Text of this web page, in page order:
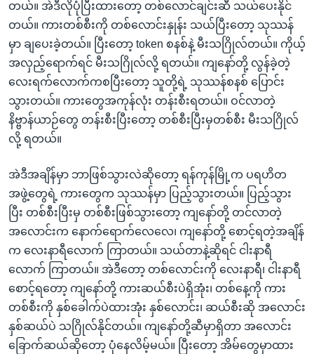
တယ်။ အဲဒီလိုပုံပြီးထားတော့ တစ်လောင်ချင်းဆီ သယ်ပေးနိုင်
တယ်။ ကားတစ်စီးကို တစ်လောင်းနှုန်း သယ်ပြီးတော့ သုဿန်
မှာ ချပေးခဲ့တယ်။ ပြီးတော့ token စနစ်နဲ့ မီးသဂြိုလ်တယ်။ ကိုယ့်
အလှည့်ရောက်ရင် မီးသဂြိုလ်လို့ ရတယ်။ ကျနော်တို့ လွန်ခဲ့တဲ့
လေးရက်လောက်ကစပြီးတော့ သူတို့ရဲ့ သုဿန်စနစ် ပြောင်း
သွားတယ်။ ကားတွေအကုန်လုံး တန်းစီးရတယ်။ ဝင်လာတဲ့
နိဗ္ဗာန်ယာဉ်တွေ တန်းစီးပြီးတော့ တစ်စီးပြီးမှတစ်စီး မီးသဂြိုလ်
လို့ ရတယ်။
အဲဒီအချိန်မှာ ဘာဖြစ်သွားလဲဆိုတော့ ရန်ကုန်မြို့က ပရဟိတ
အဖွဲ့တွေရဲ့ ကားတွေက သုဿန်မှာ ပြည့်သွားတယ်။ ပြည့်သွား
ပြီး တစ်စီးပြီးမှ တစ်စီးဖြစ်သွားတော့ ကျနော်တို့ တင်လာတဲ့
အလောင်းက နောက်ရောက်လေလေ၊ ကျနော်တို့ စောင့်ရတဲ့အချိန်
က လေးနာရီလောက် ကြာတယ်။ သယ်တာနဲ့ဆိုရင် ငါးနာရီ
လောက် ကြာတယ်။ အဲဒီတော့ တစ်လောင်းကို လေးနာရီ၊ ငါးနာရီ
စောင့်ရတော့ ကျနော်တို့ ကားဆယ်စီးပဲရှိအုံး၊ တစ်နေ့ကို ကား
တစ်စီးကို နှစ်ခေါက်ပဲထားအုံး နှစ်လောင်း၊ ဆယ်စီးဆို အလောင်း
နှစ်ဆယ်ပဲ သဂြိုလ်နိုင်တယ်။ ကျနော်တို့ဆီမှာရှိတာ အလောင်း
ခြောက်ဆယ်ဆိုတော့ ပုံနေလိမ့်မယ်။ ပြီးတော့ အိမ်တွေမှာထား